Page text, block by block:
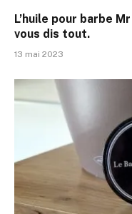
L’huile pour barbe
vous dis tout.
13 mai 2023